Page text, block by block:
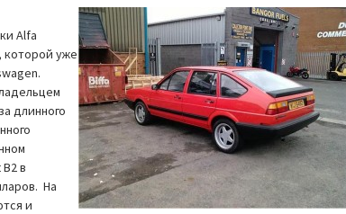
Alfa
которой уже
длинного
в
На
и